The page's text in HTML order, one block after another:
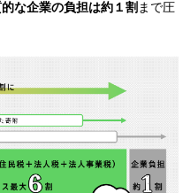
な企業の負担は約１割 まで圧